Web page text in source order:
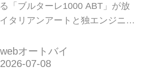
「ブルターレ1000 ABT」が放
タリアンアートと独エンジニア
、ドイツの名門ABT(アプト)と
提携した。ABT創業130周年を祝
webオートバイ